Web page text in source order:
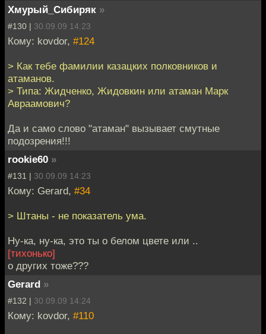
Хмурый_Сибиряк »
#130 | 30.09.09 14:23
Кому: kovdor, #124
> Как тебе фамилии казацких полковников и
атаманов.
> Типа: Жидченко, Жидовкин или атаман Марк
Авраамович?
Да и само слово "атаман" вызывает смутные
подозрения!!!
rookie60 »
#131 | 30.09.09 14:23
Кому: Gerard, #34
> Штаны - не показатель ума.
Ну-ка, ну-ка, это ты о белом цвете или ..
[тихонько]
о других тоже???
Gerard »
#132 | 30.09.09 14:24
Кому: kovdor, #110